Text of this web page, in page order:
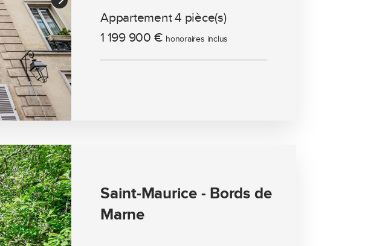
Appartement 4 pièce(s)
1 199 900 € honoraires inclus
Saint-Maurice - Bords de
Marne